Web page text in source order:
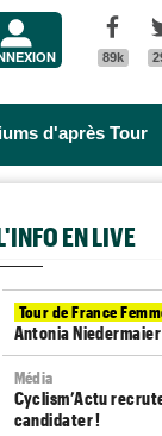
89k
d'après Tour
EN LIVE
Tour de France
Antonia
Média
Cyclism’Actu
candidater !